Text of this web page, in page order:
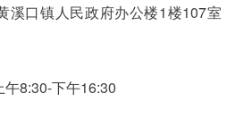
溪口镇人民政府办公楼1楼107室
8:30-下午16:30